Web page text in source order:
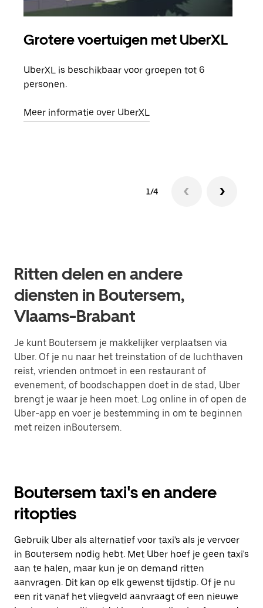
Grotere voertuigen met UberXL
UberXL is beschikbaar voor groepen tot 6
personen.
Meer informatie over UberXL
1/4
Ritten delen en andere
diensten in Boutersem,
Vlaams-Brabant
Je kunt Boutersem je makkelijker verplaatsen via
Uber. Of je nu naar het treinstation of de luchthaven
reist, vrienden ontmoet in een restaurant of
evenement, of boodschappen doet in de stad, Uber
brengt je waar je heen moet. Log online in of open de
Uber-app en voer je bestemming in om te beginnen
met reizen inBoutersem.
Boutersem taxi's en andere
ritopties
Gebruik Uber als alternatief voor taxi's als je vervoer
in Boutersem nodig hebt. Met Uber hoef je geen taxi's
aan te halen, maar kun je on demand ritten
aanvragen. Dit kan op elk gewenst tijdstip. Of je nu
een rit vanaf het vliegveld aanvraagt of een nieuwe